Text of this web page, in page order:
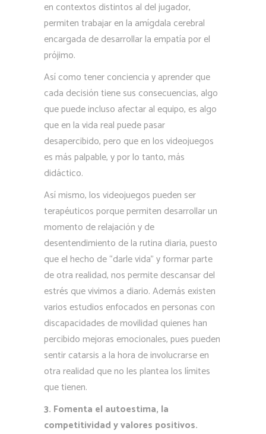
en contextos distintos al del jugador,
permiten trabajar en la amígdala cerebral
encargada de desarrollar la empatía por el
prójimo.
Así como tener conciencia y aprender que
cada decisión tiene sus consecuencias, algo
que puede incluso afectar al equipo, es algo
que en la vida real puede pasar
desapercibido, pero que en los videojuegos
es más palpable, y por lo tanto, más
didáctico.
Así mismo, los videojuegos pueden ser
terapéuticos porque permiten desarrollar un
momento de relajación y de
desentendimiento de la rutina diaria, puesto
que el hecho de “darle vida” y formar parte
de otra realidad, nos permite descansar del
estrés que vivimos a diario. Además existen
varios estudios enfocados en personas con
discapacidades de movilidad quienes han
percibido mejoras emocionales, pues pueden
sentir catarsis a la hora de involucrarse en
otra realidad que no les plantea los límites
que tienen.
3. Fomenta el autoestima, la
competitividad y valores positivos.